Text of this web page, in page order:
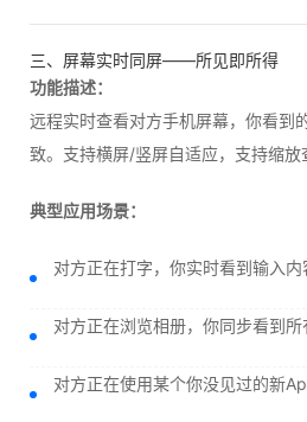
三、屏幕实时同屏——所见即所得
功能描述：
远程实时查看对方手机屏幕，你看到
致。支持横屏/竖屏自适应，支持缩放
典型应用场景：
对方正在打字，你实时看到输入内
对方正在浏览相册，你同步看到所
对方正在使用某个你没见过的新